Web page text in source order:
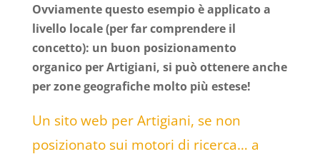
Ovviamente questo esempio è applicato a
livello locale (per far comprendere il
concetto): un buon posizionamento
organico per Artigiani, si può ottenere anche
per zone geografiche molto più estese!
Un sito web per Artigiani, se non
posizionato sui motori di ricerca… a